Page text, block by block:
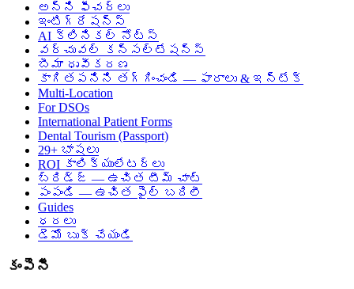
అన్ని ఫీచర్లు
ఇంటిగ్రేషన్స్
AI క్లినికల్ నోట్స్
వర్చువల్ కన్సల్టేషన్స్
బీమా ధృవీకరణ
కాగితపనిని తగ్గించండి — ఫారాలు & ఇన్‌టేక్
Multi-Location
For DSOs
International Patient Forms
Dental Tourism (Passport)
29+ భాషలు
ROI కాలిక్యులేటర్లు
బ్రిడ్జ్ — ఉచిత టీమ్ చాట్
పంపండి — ఉచిత ఫైల్ బదిలీ
Guides
ధరలు
డెమో బుక్ చేయండి
కంపెనీ